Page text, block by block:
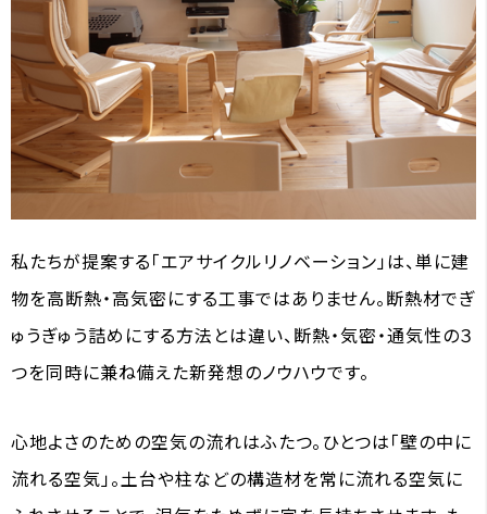
私たちが提案する「エアサイクルリノベーション」は、単に建
物を高断熱・高気密にする工事ではありません。断熱材でぎ
ゅうぎゅう詰めにする方法とは違い、断熱・気密・通気性の３
つを同時に兼ね備えた新発想のノウハウです。
心地よさのための空気の流れはふたつ。ひとつは「壁の中に
流れる空気」。土台や柱などの構造材を常に流れる空気に